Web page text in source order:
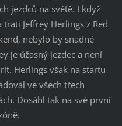
jezdců na světě. I když
Jeffrey Herlings z Red
nebylo by snadné
je úžasný jezdec a není
Herlings však na startu
ve všech třech
Dosáhl tak na své první